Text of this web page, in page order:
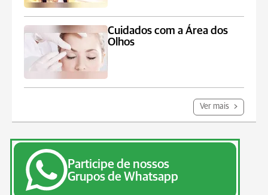
Cuidados com a Área dos
Olhos
Ver mais
Participe de nossos
Grupos de Whatsapp